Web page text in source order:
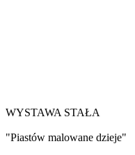
WYSTAWA STAŁA
"Piastów malowane dzieje"